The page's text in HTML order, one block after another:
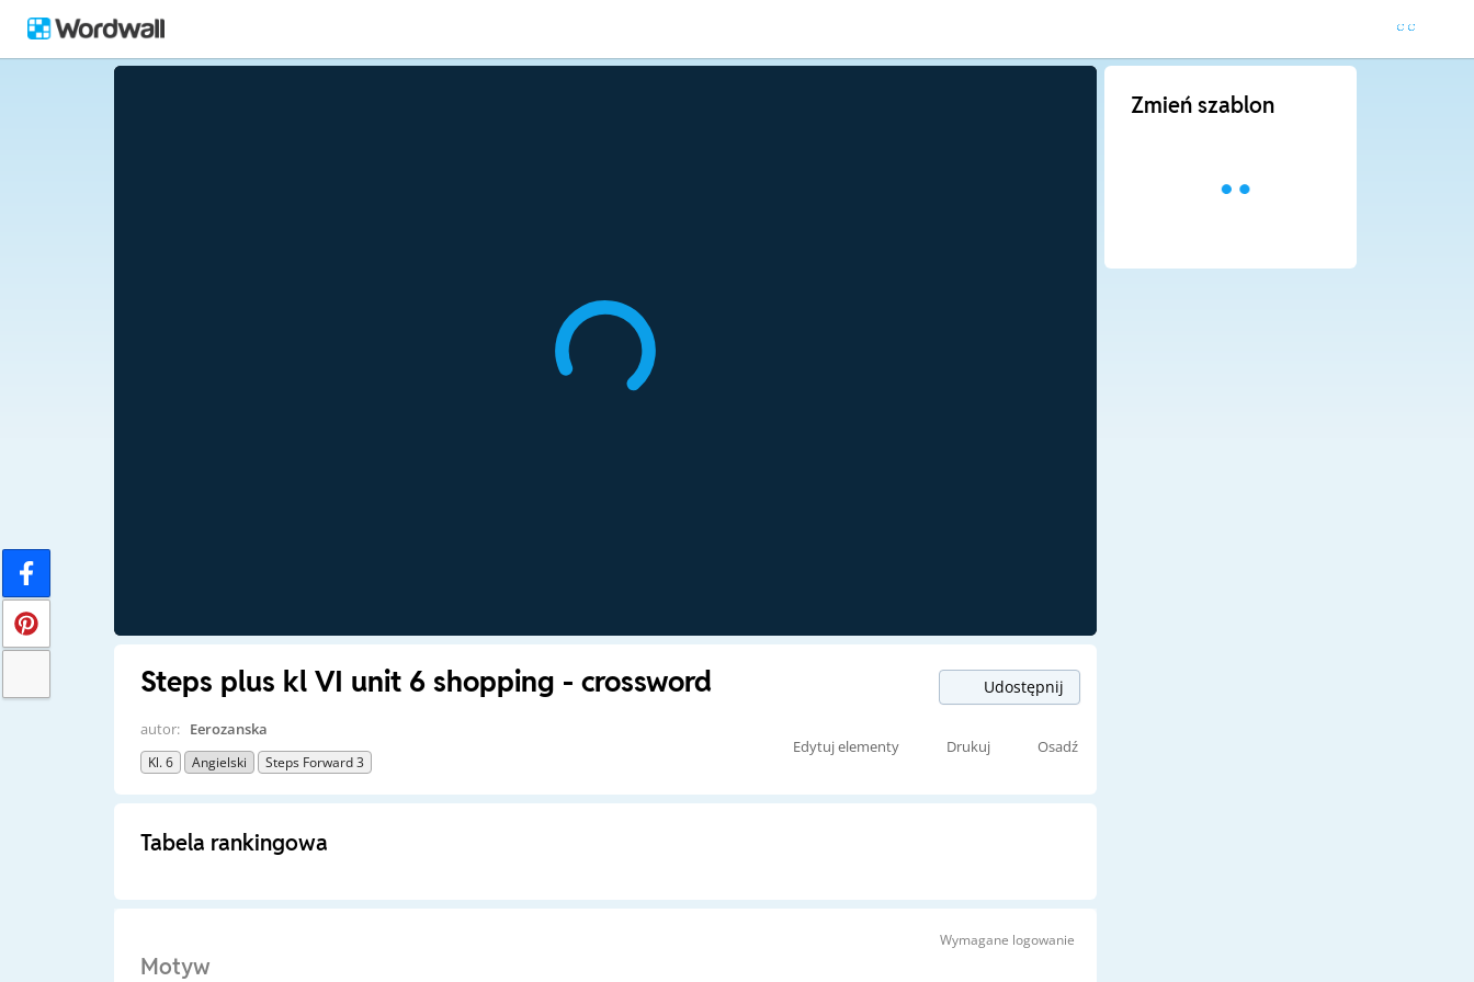
Steps plus kl VI unit 6 shopping - crossword Udostępnij
autor: Eerozanska
Kl. 6 Angielski Steps Forward 3
Edytuj elementy Drukuj Osadź
Tabela rankingowa
Wymagane logowanie
Motyw
Zmień szablon